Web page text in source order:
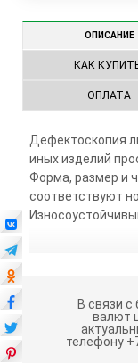
ОПИСАНИЕ
КАК
ОПЛАТА
Дефектоскопия
иных изделий
Форма, размер и
соответствуют
В связи
валют
телефону